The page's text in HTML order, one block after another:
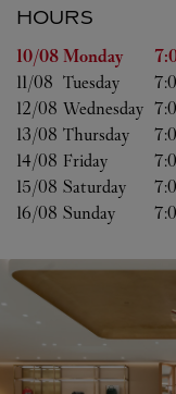
HOURS
Day of the Week
10/08 Monday
11/08 Tuesday
12/08 Wednesday
13/08 Thursday
14/08 Friday
15/08 Saturday
16/08 Sunday